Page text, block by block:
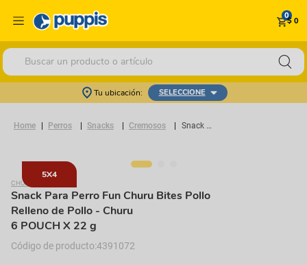
0$ 0
Buscar un producto o artículo
Tu ubicación: SELECCIONE
Perros Snacks Cremosos Snack Para Perro Fun Churu Bites Pollo Relleno de Pollo
5X4
CHURU
Snack Para Perro Fun Churu Bites Pollo
Relleno de Pollo - Churu
6 POUCH X 22 g
4391072